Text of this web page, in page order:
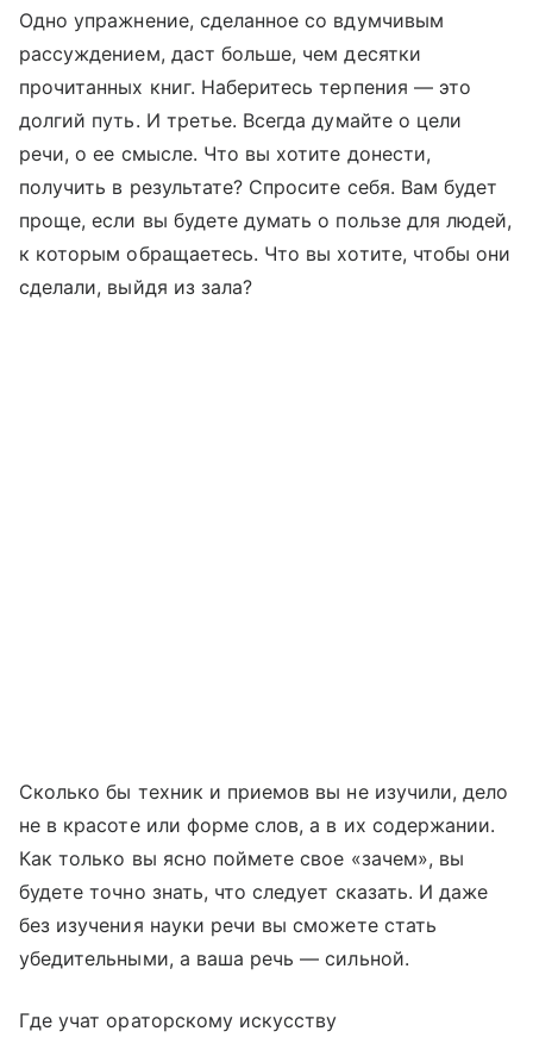
Одно упражнение, сделанное со вдумчивым
рассуждением, даст больше, чем десятки
прочитанных книг. Наберитесь терпения — это
долгий путь. И третье. Всегда думайте о цели
речи, о ее смысле. Что вы хотите донести,
получить в результате? Спросите себя. Вам будет
проще, если вы будете думать о пользе для людей,
к которым обращаетесь. Что вы хотите, чтобы они
сделали, выйдя из зала?
Сколько бы техник и приемов вы не изучили, дело
не в красоте или форме слов, а в их содержании.
Как только вы ясно поймете свое «зачем», вы
будете точно знать, что следует сказать. И даже
без изучения науки речи вы сможете стать
убедительными, а ваша речь — сильной.
Где учат ораторскому искусству